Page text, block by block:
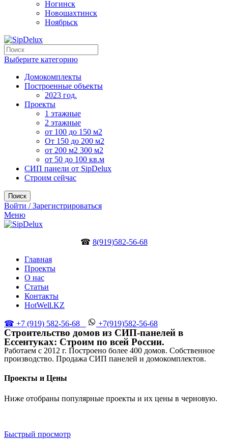
Ногинск
Новошахтинск
Ноябрьск
Выберите категорию
Домокомплекты
Построенные объекты
2023 год.
Проекты
1 этажные
2 этажные
от 100 до 150 м2
От 150 до 200 м2
от 200 м2 300 м2
от 50 до 100 кв.м
СИП панели от SipDelux
Строим сейчас
Поиск
Войти / Зарегистрироваться
Меню
☎ 8(919)582-56-68
Главная
Проекты
О нас
Статьи
Контакты
HotWell.KZ
☎ +7 (919) 582-56-68 +7(919)582-56-68
Строительство домов из СИП-панелей в
Ессентуках: Cтроим по всей России.
Работаем с 2012 г. Построено более 400 домов. Собственное
производство. Продажа СИП панелей и домокомплектов.
Проекты и Цены
Ниже отобраны популярные проекты и их цены в черновую.
Быстрый просмотр